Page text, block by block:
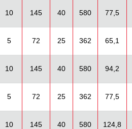
10 145 40 580 77,5
5 72 25 362 65,1
10 145 40 580 94,2
5 72 25 362 77,5
10 145 40 580 124,8